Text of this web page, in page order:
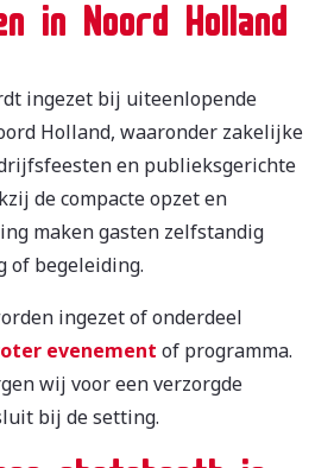
ingezet bij uiteenlopende
Holland, waaronder zakelijke
en publieksgerichte
de compacte opzet en
maken gasten zelfstandig
of begeleiding.
ingezet of onderdeel
evenement of programma.
wij voor een verzorgde
bij de setting.